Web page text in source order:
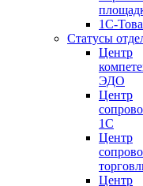
1С-
Статусы
Центр
ЭДО
Центр
1С
Центр
Центр